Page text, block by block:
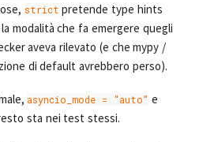
strict pretende type hints
modalità che fa emergere quegli
aveva rilevato (e che mypy /
di default avrebbero perso).
asyncio_mode = "auto" e
sta nei test stessi.